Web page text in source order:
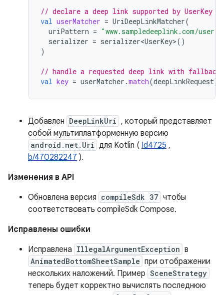
// declare a deep link supported by UserKey
val userMatcher = UriDeepLinkMatcher(
uriPattern = "www.sampledeeplink.com/
serializer = serializer<UserKey>()
)
// handle a requested deep link with fallback
val key = userMatcher .match(deepLinkRequest)
Добавлен DeepLinkUri , который представляет
собой мультиплатформенную версию
android.net.Uri для Kotlin ( Id4725 ,
b/470282247 ).
Изменения в API
Обновлена ​​версия compileSdk 37 чтобы
соответствовать compileSdk Compose.
Исправлены ошибки
Исправлена IllegalArgumentException в
AnimatedBottomSheetSample при отображении
нескольких наложений. Пример SceneStrategy
теперь будет корректно вычислять последнюю